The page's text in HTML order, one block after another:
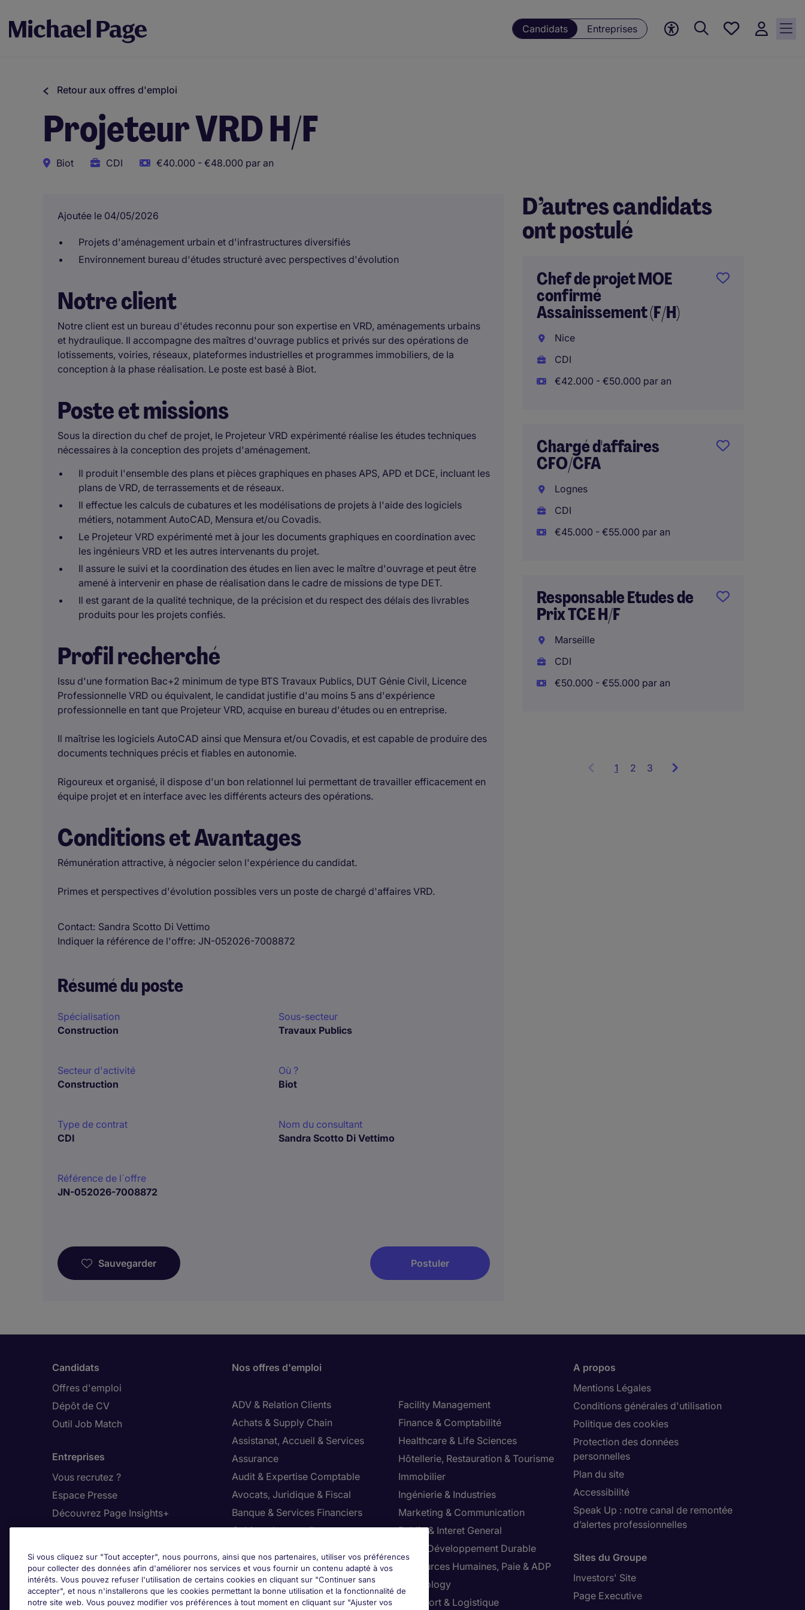
Candidats Entreprises
Mes offres, 0
Retour aux offres d'emploi
Projeteur VRD H/F
Biot CDI €40.000 - €48.000 par an
Ajoutée le 04/05/2026
Projets d'aménagement urbain et d'infrastructures diversifiés
Environnement bureau d'études structuré avec perspectives d'évolution
Notre client
Notre client est un bureau d'études reconnu pour son expertise en VRD, aménagements urbains
et hydraulique. Il accompagne des maîtres d'ouvrage publics et privés sur des opérations de
lotissements, voiries, réseaux, plateformes industrielles et programmes immobiliers, de la
conception à la phase réalisation. Le poste est basé à Biot.
Poste et missions
Sous la direction du chef de projet, le Projeteur VRD expérimenté réalise les études techniques
nécessaires à la conception des projets d'aménagement.
Il produit l'ensemble des plans et pièces graphiques en phases APS, APD et DCE, incluant les
plans de VRD, de terrassements et de réseaux.
Il effectue les calculs de cubatures et les modélisations de projets à l'aide des logiciels
métiers, notamment AutoCAD, Mensura et/ou Covadis.
Le Projeteur VRD expérimenté met à jour les documents graphiques en coordination avec
les ingénieurs VRD et les autres intervenants du projet.
Il assure le suivi et la coordination des études en lien avec le maître d'ouvrage et peut être
amené à intervenir en phase de réalisation dans le cadre de missions de type DET.
Il est garant de la qualité technique, de la précision et du respect des délais des livrables
produits pour les projets confiés.
Profil recherché
Issu d'une formation Bac+2 minimum de type BTS Travaux Publics, DUT Génie Civil, Licence
Professionnelle VRD ou équivalent, le candidat justifie d'au moins 5 ans d'expérience
professionnelle en tant que Projeteur VRD, acquise en bureau d'études ou en entreprise.
Il maîtrise les logiciels AutoCAD ainsi que Mensura et/ou Covadis, et est capable de produire des
documents techniques précis et fiables en autonomie.
Rigoureux et organisé, il dispose d'un bon relationnel lui permettant de travailler efficacement en
équipe projet et en interface avec les différents acteurs des opérations.
Conditions et Avantages
Rémunération attractive, à négocier selon l'expérience du candidat.
Primes et perspectives d'évolution possibles vers un poste de chargé d'affaires VRD.
Contact Sandra Scotto Di Vettimo
Indiquer la référence de l'offre JN-052026-7008872
Résumé du poste
Spécialisation
Construction
Sous-secteur
Travaux Publics
Secteur d'activité
Construction
Où ?
Biot
Type de contrat
CDI
Nom du consultant
Sandra Scotto Di Vettimo
Référence de l´offre
JN-052026-7008872
Sauvegarder Postuler
D’autres candidats
ont postulé
Chef de projet MOE
confirmé
Assainissement (F/H)
Nice
CDI
€42.000 - €50.000 par an
Chargé d'affaires
CFO/CFA
Lognes
CDI
€45.000 - €55.000 par an
Responsable Etudes de
Prix TCE H/F
Marseille
CDI
€50.000 - €55.000 par an
1 Showing
2 3
Candidats
Offres d'emploi
Dépôt de CV
Outil Job Match
Entreprises
Vous recrutez ?
Espace Presse
Découvrez Page Insights+
Nos bureaux en France
Nous contacter
Nous rejoindre
Nos offres d'emploi
ADV & Relation Clients
Achats & Supply Chain
Assistanat, Accueil & Services
Assurance
Audit & Expertise Comptable
Avocats, Juridique & Fiscal
Banque & Services Financiers
Cabinet de conseil
Construction
Dirigeants
Distribution & Commerce
Facility Management
Finance & Comptabilité
Healthcare & Life Sciences
Hôtellerie, Restauration & Tourisme
Immobilier
Ingénierie & Industries
Marketing & Communication
Public & Interet General
RSE & Développement Durable
Ressources Humaines, Paie & ADP
Technology
Transport & Logistique
A propos
Mentions Légales
Conditions générales d'utilisation
Politique des cookies
Protection des données
personnelles
Plan du site
Accessibilité
Speak Up : notre canal de remontée
d’alertes professionnelles
Sites du Groupe
Investors' Site
Page Executive
Si vous cliquez sur "Tout accepter", nous pourrons, ainsi que nos partenaires, utiliser vos préférences
pour collecter des données afin d'améliorer nos services et vous fournir un contenu adapté à vos
intérêts. Vous pouvez refuser l'utilisation de certains cookies en cliquant sur "Continuer sans
accepter", et nous n'installerons que les cookies permettant la bonne utilisation et la fonctionnalité de
notre site web. Vous pouvez modifier vos préférences à tout moment en cliquant sur "Ajuster vos